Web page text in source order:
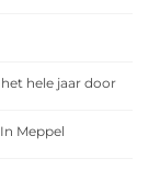
hele jaar door
Meppel